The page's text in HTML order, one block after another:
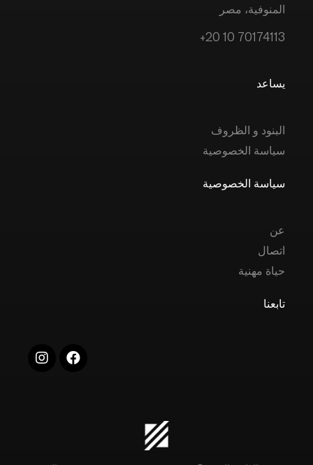
المنوفية، مصر
+20 10 70174113
يساعد
البنود و الظروف
سياسة الخصوصية
سياسة الخصوصية
عن
اتصال
حياة مهنية
تابعنا